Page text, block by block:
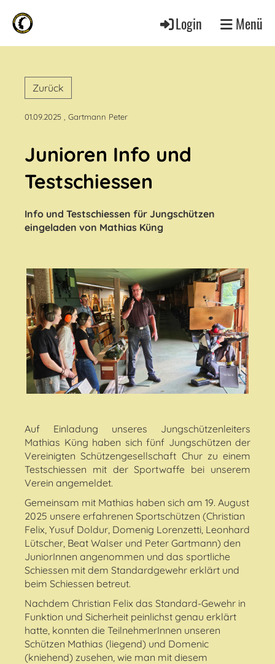
Login Menü
Zurück
01.09.2025 , Gartmann Peter
Junioren Info und
Testschiessen
Info und Testschiessen für Jungschützen
eingeladen von Mathias Küng
Auf Einladung unseres Jungschützenleiters
Mathias Küng haben sich fünf Jungschützen der
Vereinigten Schützengesellschaft Chur zu einem
Testschiessen mit der Sportwaffe bei unserem
Verein angemeldet.
Gemeinsam mit Mathias haben sich am 19. August
2025 unsere erfahrenen Sportschützen (Christian
Felix, Yusuf Doldur, Domenig Lorenzetti, Leonhard
Lütscher, Beat Walser und Peter Gartmann) den
JuniorInnen angenommen und das sportliche
Schiessen mit dem Standardgewehr erklärt und
beim Schiessen betreut.
Nachdem Christian Felix das Standard-Gewehr in
Funktion und Sicherheit peinlichst genau erklärt
hatte, konnten die TeilnehmerInnen unseren
Schützen Mathias (liegend) und Domenic
(kniehend) zusehen, wie man mit diesem